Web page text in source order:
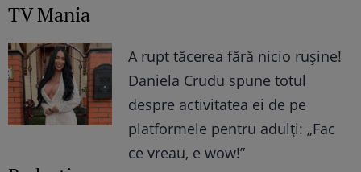
TV Mania
A rupt tăcerea fără nicio rușine!
Daniela Crudu spune totul
despre activitatea ei de pe
platformele pentru adulți: „Fac
ce vreau, e wow!”